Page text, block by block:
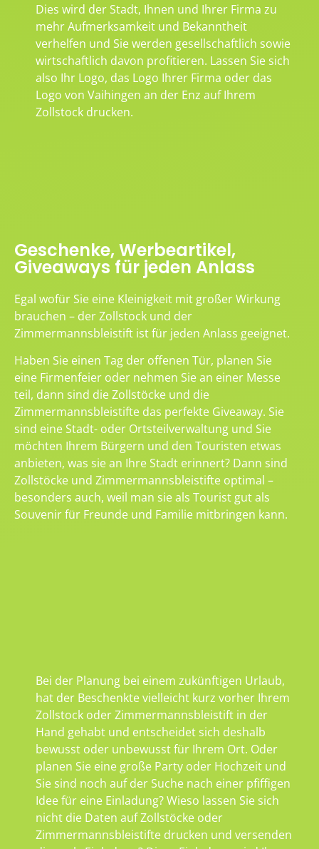
Dies wird der Stadt, Ihnen und Ihrer Firma zu
mehr Aufmerksamkeit und Bekanntheit
verhelfen und Sie werden gesellschaftlich sowie
wirtschaftlich davon profitieren. Lassen Sie sich
also Ihr Logo, das Logo Ihrer Firma oder das
Logo von Vaihingen an der Enz auf Ihrem
Zollstock drucken.
Geschenke, Werbeartikel,
Giveaways für jeden Anlass
Egal wofür Sie eine Kleinigkeit mit großer Wirkung
brauchen – der Zollstock und der
Zimmermannsbleistift ist für jeden Anlass geeignet.
Haben Sie einen Tag der offenen Tür, planen Sie
eine Firmenfeier oder nehmen Sie an einer Messe
teil, dann sind die Zollstöcke und die
Zimmermannsbleistifte das perfekte Giveaway. Sie
sind eine Stadt- oder Ortsteilverwaltung und Sie
möchten Ihrem Bürgern und den Touristen etwas
anbieten, was sie an Ihre Stadt erinnert? Dann sind
Zollstöcke und Zimmermannsbleistifte optimal –
besonders auch, weil man sie als Tourist gut als
Souvenir für Freunde und Familie mitbringen kann.
Bei der Planung bei einem zukünftigen Urlaub,
hat der Beschenkte vielleicht kurz vorher Ihrem
Zollstock oder Zimmermannsbleistift in der
Hand gehabt und entscheidet sich deshalb
bewusst oder unbewusst für Ihrem Ort. Oder
planen Sie eine große Party oder Hochzeit und
Sie sind noch auf der Suche nach einer pfiffigen
Idee für eine Einladung? Wieso lassen Sie sich
nicht die Daten auf Zollstöcke oder
Zimmermannsbleistifte drucken und versenden